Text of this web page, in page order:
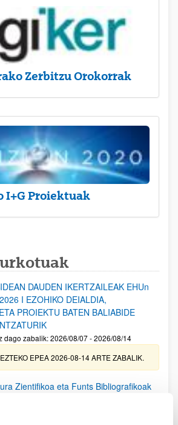
Zerbitzu Orokorrak
I+G Proiektuak
DAUDEN IKERTZAILEAK EHUn
I EZOHIKO DEIALDIA,
PROIEKTU BATEN BALIABIDE
dago zabalik: 2026/08/07 - 2026/08/14
EPEA 2026-08-14 ARTE ZABALIK.
Zientifikoa eta Funts Bibliografikoak